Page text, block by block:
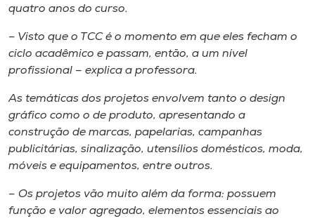
quatro anos do curso.
– Visto que o TCC é o momento em que eles fecham o
ciclo acadêmico e passam, então, a um nível
profissional – explica a professora.
As temáticas dos projetos envolvem tanto o design
gráfico como o de produto, apresentando a
construção de marcas, papelarias, campanhas
publicitárias, sinalização, utensílios domésticos, moda,
móveis e equipamentos, entre outros.
– Os projetos vão muito além da forma: possuem
função e valor agregado, elementos essenciais ao